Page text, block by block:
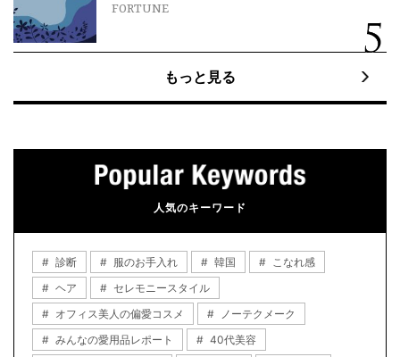
FORTUNE
もっと見る
人気のキーワード
診断 服のお手入れ 韓国
こなれ感
ヘア
セレモニースタイル
オフィス美人の偏愛コスメ
ノーテクメーク
みんなの愛用品レポート
40代美容